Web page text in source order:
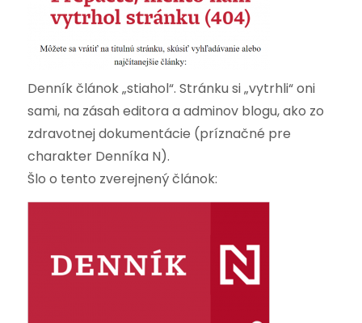
Denník článok „stiahol“. Stránku si „vytrhli“ oni
sami, na zásah editora a adminov blogu, ako zo
zdravotnej dokumentácie (príznačné pre
charakter Denníka N).
Šlo o tento zverejnený článok: